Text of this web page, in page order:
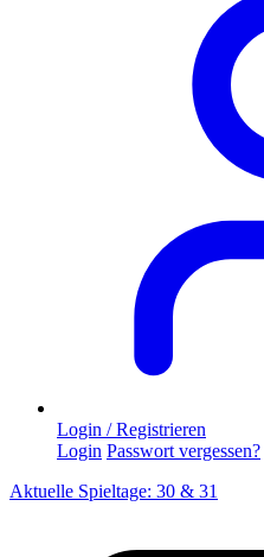
Login / Registrieren
Login Passwort vergessen?
Aktuelle Spieltage: 30 & 31